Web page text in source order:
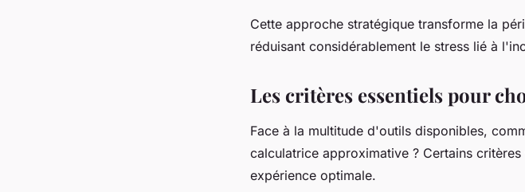
Cette approche stratégique transforme la
réduisant considérablement le stress lié à
Les critères essentiels pour
Face à la multitude d'outils disponibles,
calculatrice approximative ? Certains
expérience optimale.